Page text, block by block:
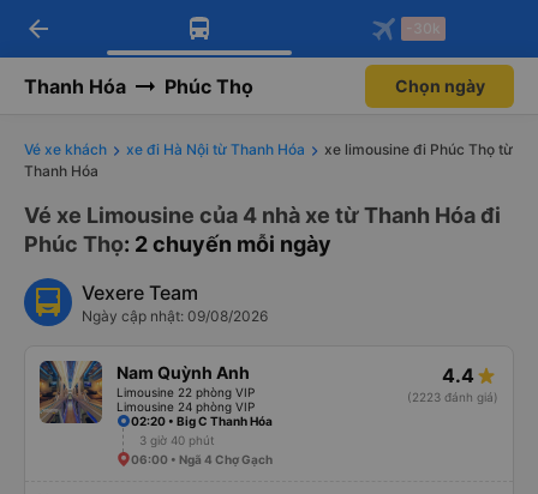
Tải app Vexere ngay!
Nhận ưu đãi thành viên độc
Mở app
Tải app Vexere
-30k/ghế khi đặt vé máy bay qua
Mở app
arrow_back -30k
Thanh Hóa Phúc Thọ Chọn ngày
Vé xe khách xe đi Hà Nội từ Thanh Hóa
xe limousine đi Phúc Thọ từ
Thanh Hóa
Vé xe Limousine của 4 nhà xe từ Thanh Hóa đi
Phúc Thọ: 2 chuyến mỗi ngày
Vexere Team
Ngày cập nhật: 09/08/2026
Nam Quỳnh Anh
Limousine 22 phòng VIP
Limousine 24 phòng VIP
4.4
(2223 đánh giá)
02:20 • Big C Thanh Hóa
3 giờ 40 phút
06:00 • Ngã 4 Chợ Gạch